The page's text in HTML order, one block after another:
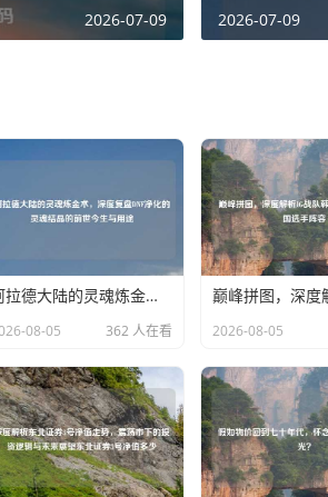
2026-07-09 2026-07-09
阿拉德大陆的灵魂炼金术，深度复盘DNF净化的灵魂结晶的前世今生与用途
08-05 362 人在看 2026-08-05